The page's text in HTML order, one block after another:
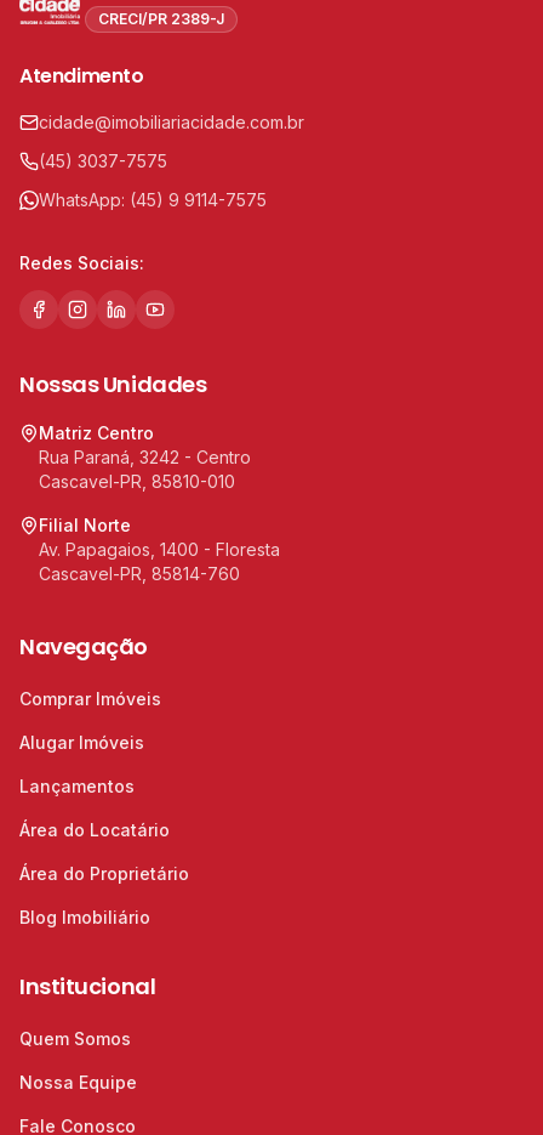
CRECI/PR 2389-J
Atendimento
cidade@imobiliariacidade.com.br
(45) 3037-7575
WhatsApp: (45) 9 9114-7575
Redes Sociais:
Nossas Unidades
Matriz Centro
Rua Paraná, 3242 - Centro
Cascavel-PR, 85810-010
Filial Norte
Av. Papagaios, 1400 - Floresta
Cascavel-PR, 85814-760
Navegação
Comprar Imóveis
Alugar Imóveis
Lançamentos
Área do Locatário
Área do Proprietário
Blog Imobiliário
Institucional
Quem Somos
Nossa Equipe
Fale Conosco